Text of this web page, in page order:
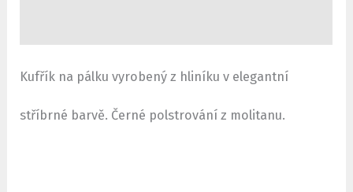
Kufřík na pálku vyrobený z hliníku v elegantní
stříbrné barvě. Černé polstrování z molitanu.